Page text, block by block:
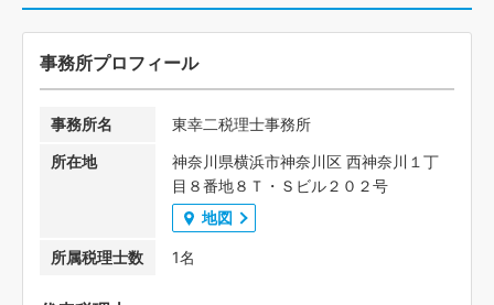
事務所プロフィール
事務所名
東幸二税理士事務所
所在地
神奈川県横浜市神奈川区 西神奈川１丁
目８番地８Ｔ・Ｓビル２０２号
地図
所属税理士数 1名